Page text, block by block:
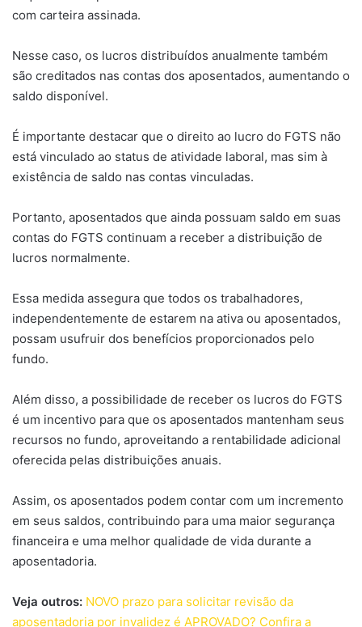
com carteira assinada.
Nesse caso, os lucros distribuídos anualmente também
são creditados nas contas dos aposentados, aumentando o
saldo disponível.
É importante destacar que o direito ao lucro do FGTS não
está vinculado ao status de atividade laboral, mas sim à
existência de saldo nas contas vinculadas.
Portanto, aposentados que ainda possuam saldo em suas
contas do FGTS continuam a receber a distribuição de
lucros normalmente.
Essa medida assegura que todos os trabalhadores,
independentemente de estarem na ativa ou aposentados,
possam usufruir dos benefícios proporcionados pelo
fundo.
Além disso, a possibilidade de receber os lucros do FGTS
é um incentivo para que os aposentados mantenham seus
recursos no fundo, aproveitando a rentabilidade adicional
oferecida pelas distribuições anuais.
Assim, os aposentados podem contar com um incremento
em seus saldos, contribuindo para uma maior segurança
financeira e uma melhor qualidade de vida durante a
aposentadoria.
Veja outros: NOVO prazo para solicitar revisão da
aposentadoria por invalidez é APROVADO? Confira a